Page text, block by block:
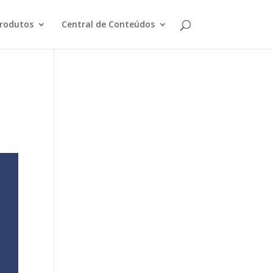
Central de Conteúdos